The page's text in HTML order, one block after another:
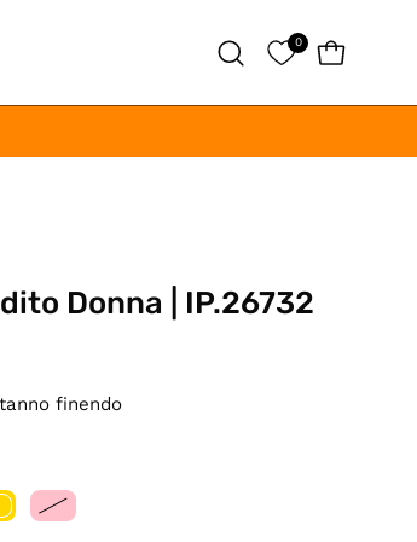
Apri
0
APRI
Donna | IP.26732
finendo